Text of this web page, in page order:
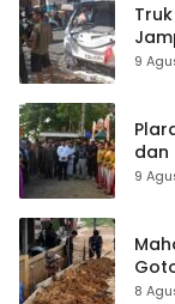
Titik
9
dan
9
8